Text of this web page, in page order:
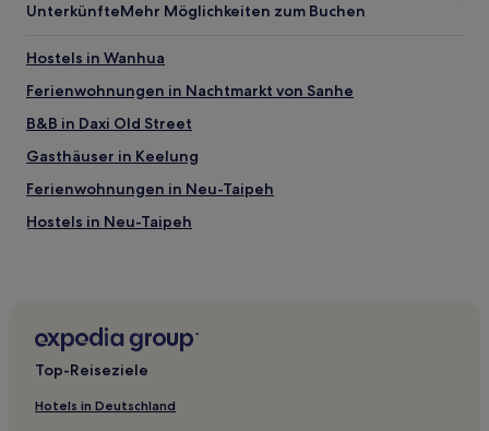
UnterkünfteMehr Möglichkeiten zum Buchen
Hostels in Wanhua
Ferienwohnungen in Nachtmarkt von Sanhe
B&B in Daxi Old Street
Gasthäuser in Keelung
Ferienwohnungen in Neu-Taipeh
Hostels in Neu-Taipeh
Motels in Taipeh
Hostels in Taipeh
Ferienwohnungen in Taipeh
Top-Reiseziele
Hotels in Deutschland